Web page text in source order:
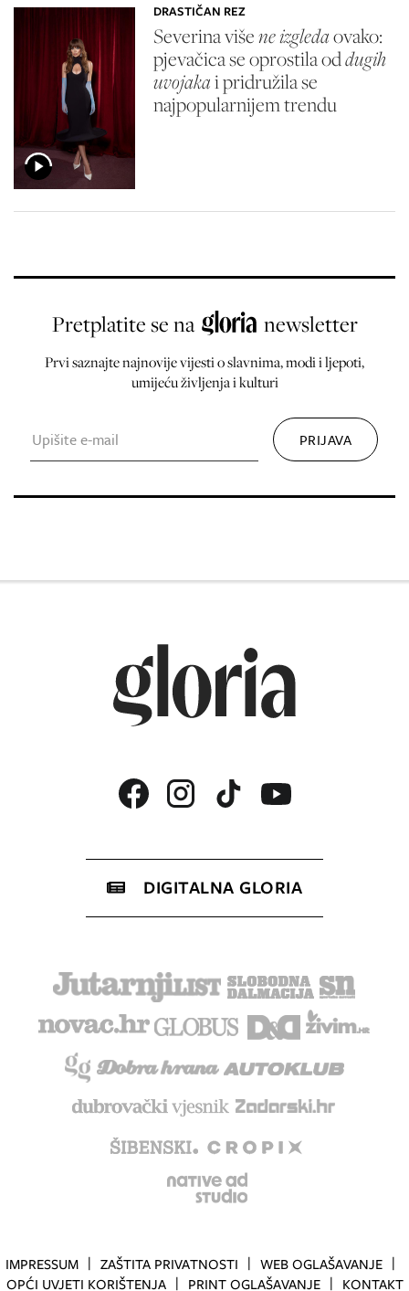
DRASTIČAN REZ
Severina višene izgledaovako:
pjevačica se oprostila oddugih
uvojakai pridružila se
najpopularnijem trendu
Pretplatite se na newsletter
Prvi saznajte najnovije vijesti o slavnima, modi i ljepoti,
umijeću življenja i kulturi
DIGITALNA GLORIA
IMPRESSUM ZAŠTITA PRIVATNOSTI
WEB OGLAŠAVANJE
OPĆI UVJETI KORIŠTENJA
PRINT OGLAŠAVANJE KONTAKT